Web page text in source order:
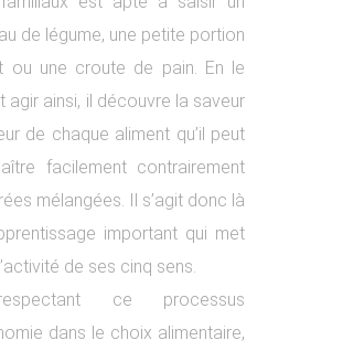
de légume, une petite portion
ou une croute de pain. En le
agir ainsi, il découvre la saveur
de chaque aliment qu’il peut
facilement contrairement
mélangées. Il s’agit donc là
important qui met
de ses cinq sens.
ce processus
dans le choix alimentaire,